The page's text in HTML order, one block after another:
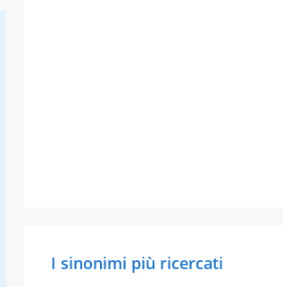
I sinonimi più ricercati